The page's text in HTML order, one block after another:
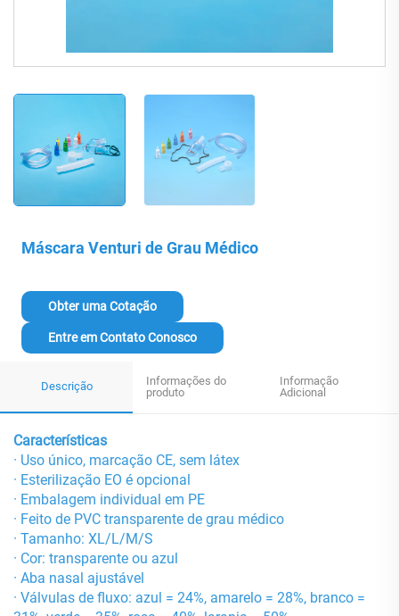
Máscara Venturi de Grau Médico
Obter uma Cotação
Entre em Contato Conosco
Descrição
Informações do
produto
Informação
Adicional
Características
· Uso único, marcação CE, sem látex
· Esterilização EO é opcional
· Embalagem individual em PE
· Feito de PVC transparente de grau médico
· Tamanho: XL/L/M/S
· Cor: transparente ou azul
· Aba nasal ajustável
· Válvulas de fluxo: azul = 24%, amarelo = 28%, branco =